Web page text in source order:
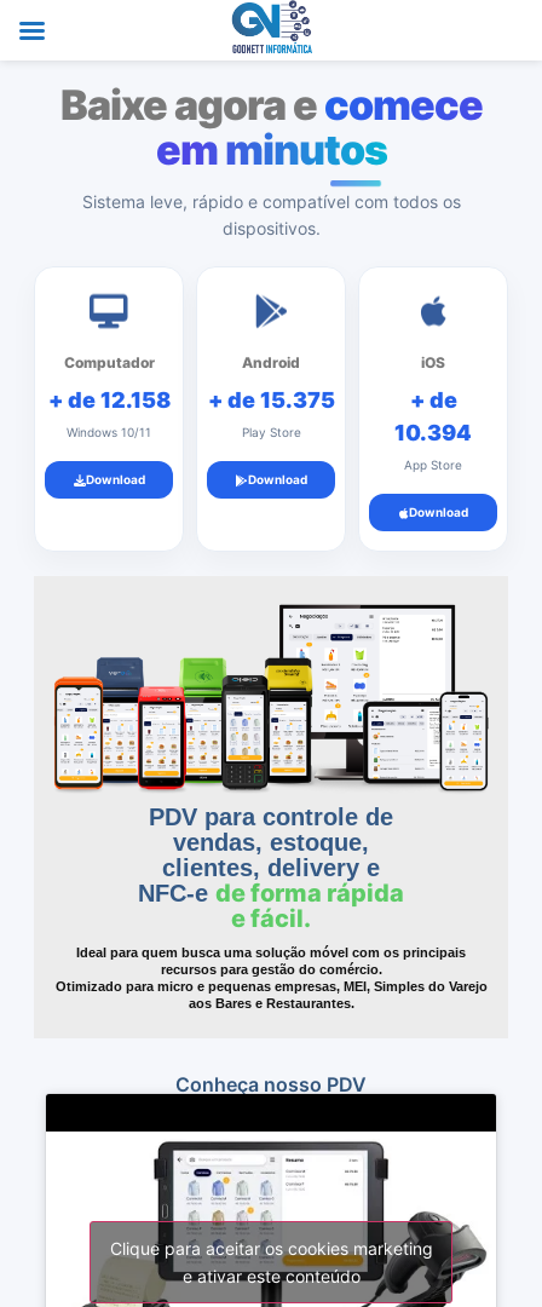
Baixe agora ecomece
em minutos
Sistema leve, rápido e compatível com todos os
dispositivos.
Computador
+ de 12.158
Windows 10/11
Download
Android
+ de 15.375
Play Store
Download
iOS
+ de
10.394
App Store
Download
PDV para controle de
vendas, estoque,
clientes, delivery e
NFC-e de forma rápida
e fácil.
Ideal para quem busca uma solução móvel com os principais
recursos para gestão do comércio.
Otimizado para micro e pequenas empresas, MEI, Simples do Varejo
aos Bares e Restaurantes.
Conheça nosso PDV
Clique para aceitar os cookies marketing
e ativar este conteúdo